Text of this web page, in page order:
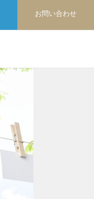
お問い合わせ